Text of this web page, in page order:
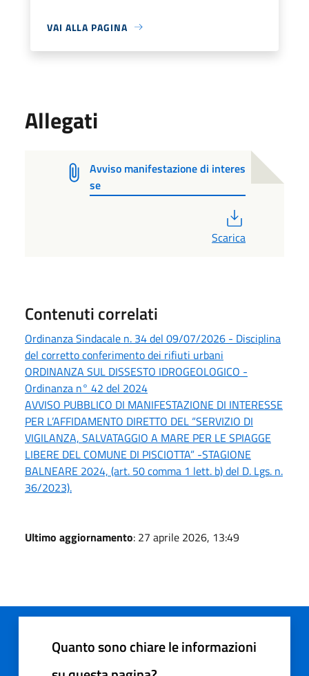
VAI ALLA PAGINA
Allegati
Avviso manifestazione di interes
se
Scarica
Contenuti correlati
Ordinanza Sindacale n. 34 del 09/07/2026 - Disciplina
del corretto conferimento dei rifiuti urbani
ORDINANZA SUL DISSESTO IDROGEOLOGICO -
Ordinanza n° 42 del 2024
AVVISO PUBBLICO DI MANIFESTAZIONE DI INTERESSE
PER L’AFFIDAMENTO DIRETTO DEL “SERVIZIO DI
VIGILANZA, SALVATAGGIO A MARE PER LE SPIAGGE
LIBERE DEL COMUNE DI PISCIOTTA” -STAGIONE
BALNEARE 2024, (art. 50 comma 1 lett. b) del D. Lgs. n.
36/2023).
Ultimo aggiornamento: 27 aprile 2026, 13:49
Quanto sono chiare le informazioni